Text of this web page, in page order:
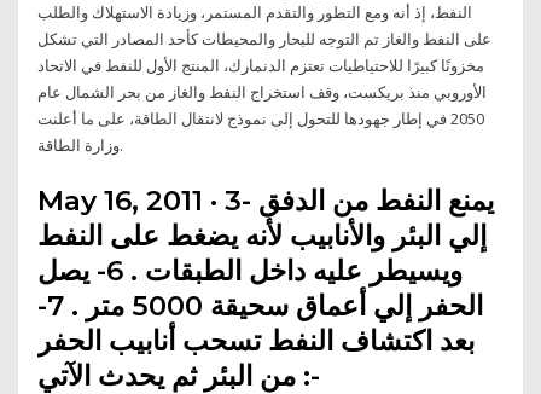
النفط، إذ أنه ومع التطور والتقدم المستمر، وزيادة الاستهلاك والطلب
على النفط والغاز تم التوجه للبحار والمحيطات كأحد المصادر التي تشكل
مخزونًا كبيرًا للاحتياطيات تعتزم الدنمارك، المنتج الأول للنفط في الاتحاد
الأوروبي منذ بريكست، وقف استخراج النفط والغاز من بحر الشمال عام
2050 في إطار جهودها للتحول إلى نموذج لانتقال الطاقة، على ما أعلنت
وزارة الطاقة.
May 16, 2011 · 3- يمنع النفط من الدفق
إلي البئر والأنابيب لأنه يضغط على النفط
ويسيطر عليه داخل الطبقات . 6- يصل
الحفر إلي أعماق سحيقة 5000 متر . 7-
بعد اكتشاف النفط تسحب أنابيب الحفر
من البئر ثم يحدث الآتي :-